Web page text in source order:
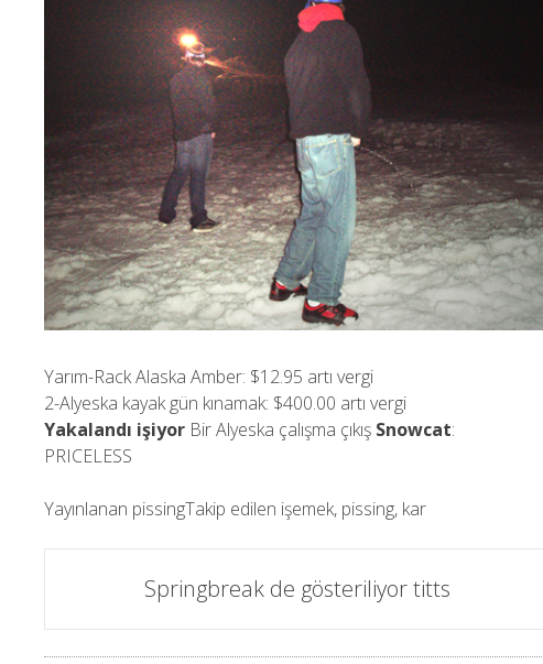
Yarım-Rack Alaska Amber: $12.95 artı vergi
2-Alyeska kayak gün kınamak: $400.00 artı vergi
Yakalandı işiyor Bir Alyeska çalışma çıkış Snowcat:
PRICELESS
Yayınlanan pissingTakip edilen işemek, pissing, kar
navigasyon
Springbreak de gösteriliyor titts